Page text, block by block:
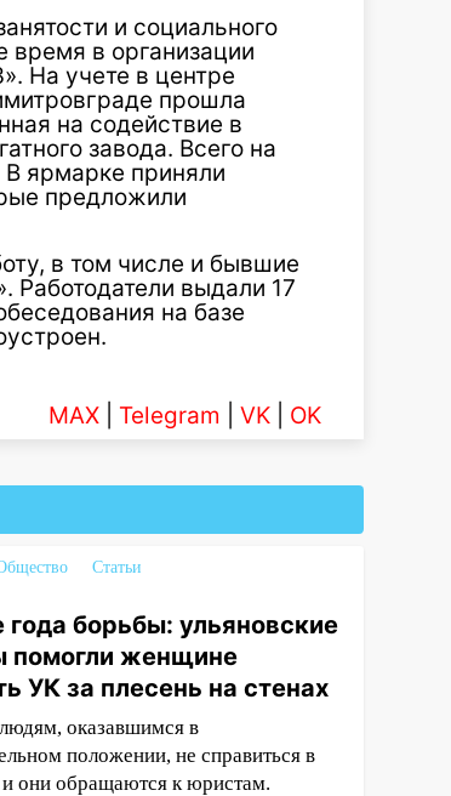
и социального
время в организации
На учете в центре
прошла
на содействие в
завода. Всего на
В ярмарке приняли
предложили
в том числе и бывшие
выдали 17
на базе
MAX Telegram VK OK
Статьи
борьбы: ульяновские
помогли женщине
УК за плесень на стенах
оказавшимся в
положении, не справиться в
и они обращаются к юристам.